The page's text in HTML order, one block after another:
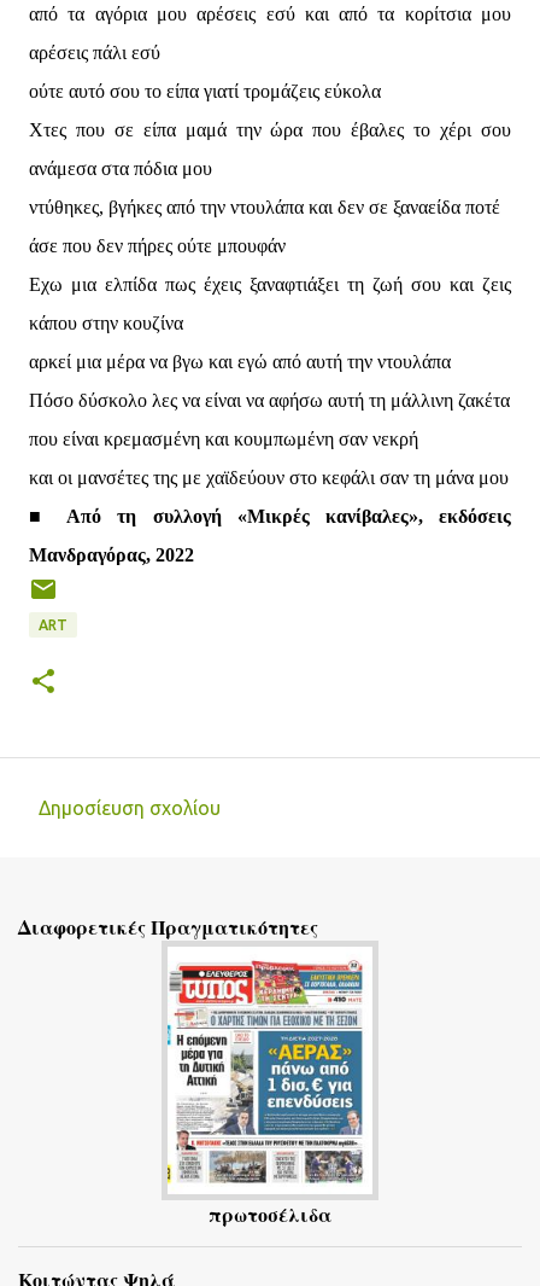
από τα αγόρια μου αρέσεις εσύ και από τα κορίτσια μου
αρέσεις πάλι εσύ
ούτε αυτό σου το είπα γιατί τρομάζεις εύκολα
Χτες που σε είπα μαμά την ώρα που έβαλες το χέρι σου
ανάμεσα στα πόδια μου
ντύθηκες, βγήκες από την ντουλάπα και δεν σε ξαναείδα ποτέ
άσε που δεν πήρες ούτε μπουφάν
Εχω μια ελπίδα πως έχεις ξαναφτιάξει τη ζωή σου και ζεις
κάπου στην κουζίνα
αρκεί μια μέρα να βγω και εγώ από αυτή την ντουλάπα
Πόσο δύσκολο λες να είναι να αφήσω αυτή τη μάλλινη ζακέτα
που είναι κρεμασμένη και κουμπωμένη σαν νεκρή
και οι μανσέτες της με χαϊδεύουν στο κεφάλι σαν τη μάνα μου
■ Από τη συλλογή «Μικρές κανίβαλες», εκδόσεις
Μανδραγόρας, 2022
ART
λ
Δημοσίευση σχολίου
Διαφορετικές Πραγματικότητες
πρωτοσέλιδα
Κοιτώντας Ψηλά